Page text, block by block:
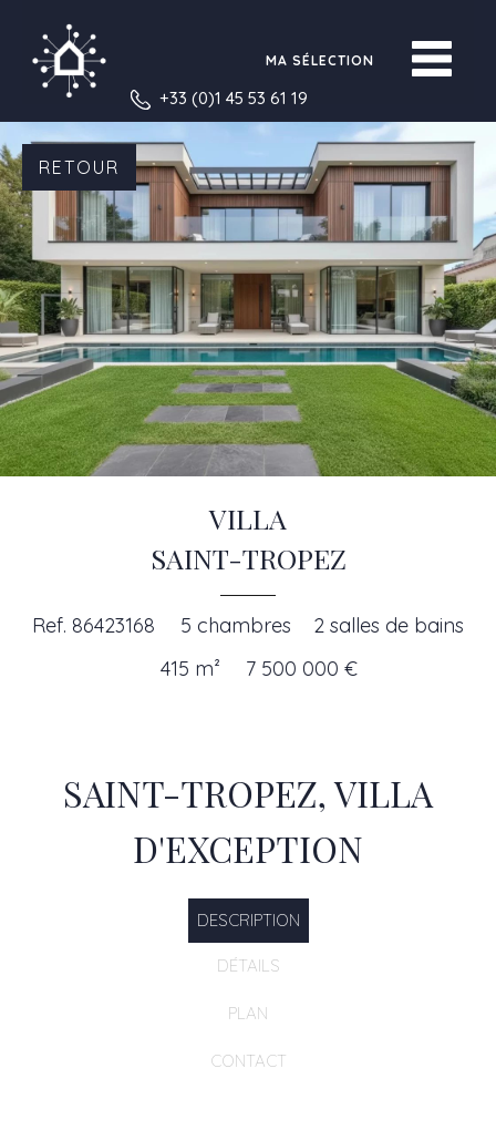
MA SÉLECTION
+33 (0)1 45 53 61 19
RETOUR
VILLA
SAINT-TROPEZ
Ref. 86423168 5 chambres
2 salles de bains
415 m²
7 500 000 €
SAINT-TROPEZ, VILLA
D'EXCEPTION
DESCRIPTION
DÉTAILS
PLAN
CONTACT